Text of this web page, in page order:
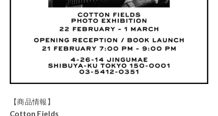
【商品情報】
Cotton Fields